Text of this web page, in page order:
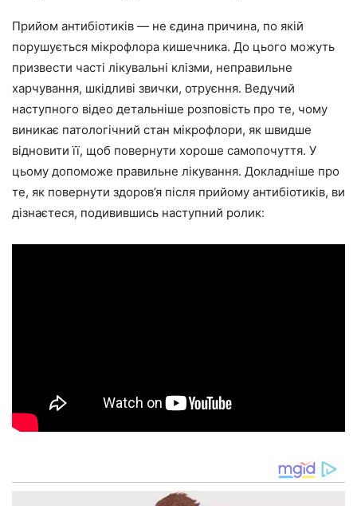
Прийом антибіотиків — не єдина причина, по якій
порушується мікрофлора кишечника. До цього можуть
призвести часті лікувальні клізми, неправильне
харчування, шкідливі звички, отруєння. Ведучий
наступного відео детальніше розповість про те, чому
виникає патологічний стан мікрофлори, як швидше
відновити її, щоб повернути хороше самопочуття. У
цьому допоможе правильне лікування. Докладніше про
те, як повернути здоров’я після прийому антибіотиків, ви
дізнаєтеся, подивившись наступний ролик: